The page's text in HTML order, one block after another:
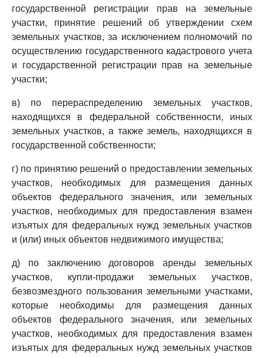
государственной регистрации прав на земельные
участки, принятие решений об утверждении схем
земельных участков, за исключением полномочий по
осуществлению государственного кадастрового учета
и государственной регистрации прав на земельные
участки;
в) по перераспределению земельных участков,
находящихся в федеральной собственности, иных
земельных участков, а также земель, находящихся в
государственной собственности;
г) по принятию решений о предоставлении земельных
участков, необходимых для размещения данных
объектов федерального значения, или земельных
участков, необходимых для предоставления взамен
изъятых для федеральных нужд земельных участков
и (или) иных объектов недвижимого имущества;
д) по заключению договоров аренды земельных
участков, купли-продажи земельных участков,
безвозмездного пользования земельными участками,
которые необходимы для размещения данных
объектов федерального значения, или земельных
участков, необходимых для предоставления взамен
изъятых для федеральных нужд земельных участков